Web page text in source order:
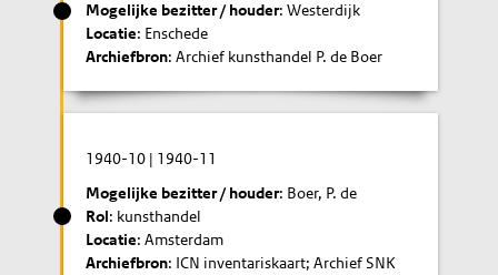
Mogelijke bezitter / houder: Westerdijk
Locatie: Enschede
Archiefbron: Archief kunsthandel P. de Boer
1940-10 | 1940-11
Mogelijke bezitter / houder: Boer, P. de
Rol: kunsthandel
Locatie: Amsterdam
Archiefbron: ICN inventariskaart; Archief SNK